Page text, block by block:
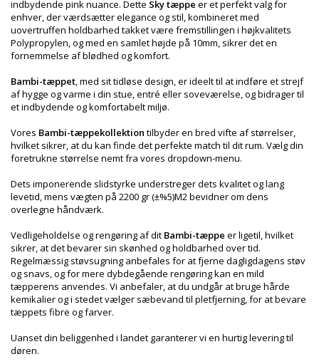
indbydende pink nuance. Dette Sky tæppe er et perfekt valg for
enhver, der værdsætter elegance og stil, kombineret med
uovertruffen holdbarhed takket være fremstillingen i højkvalitets
Polypropylen, og med en samlet højde på 10mm, sikrer det en
fornemmelse af blødhed og komfort.
Bambi-tæppet, med sit tidløse design, er ideelt til at indføre et strejf
af hygge og varme i din stue, entré eller soveværelse, og bidrager til
et indbydende og komfortabelt miljø.
Vores Bambi-tæppekollektion tilbyder en bred vifte af størrelser,
hvilket sikrer, at du kan finde det perfekte match til dit rum. Vælg din
foretrukne størrelse nemt fra vores dropdown-menu.
Dets imponerende slidstyrke understreger dets kvalitet og lang
levetid, mens vægten på 2200 gr (±%5)M2 bevidner om dens
overlegne håndværk.
Vedligeholdelse og rengøring af dit Bambi-tæppe er ligetil, hvilket
sikrer, at det bevarer sin skønhed og holdbarhed over tid.
Regelmæssig støvsugning anbefales for at fjerne dagligdagens støv
og snavs, og for mere dybdegående rengøring kan en mild
tæpperens anvendes. Vi anbefaler, at du undgår at bruge hårde
kemikalier og i stedet vælger sæbevand til pletfjerning, for at bevare
tæppets fibre og farver.
Uanset din beliggenhed i landet garanterer vi en hurtig levering til
døren.